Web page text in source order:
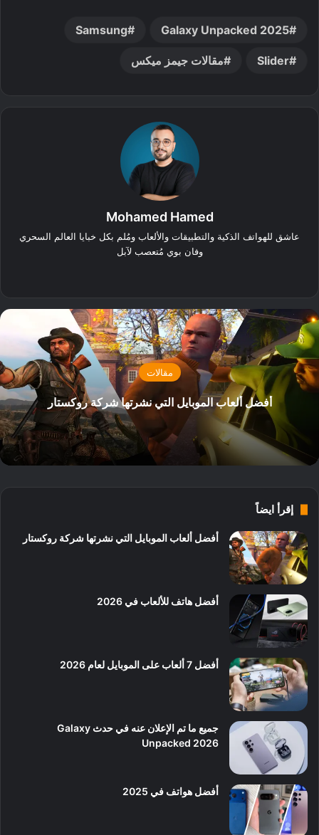
Galaxy Unpacked 2025
Samsung
Slider مقالات جيمز ميكس
Mohamed Hamed
عاشق للهواتف الذكية والتطبيقات والألعاب ومُلم بكل خبايا العالم السحري
وفان بوي مُتعصب لآبل
مقالات
أفضل ألعاب الموبايل التي نشرتها شركة روكستار
إقرأ ايضاً
أفضل ألعاب الموبايل التي نشرتها شركة روكستار
أفضل هاتف للألعاب في 2026
أفضل 7 ألعاب على الموبايل لعام 2026
جميع ما تم الإعلان عنه في حدث Galaxy
Unpacked 2026
أفضل هواتف في 2025